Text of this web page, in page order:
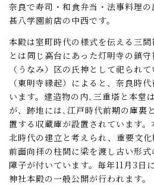
奈良で寿司・和食弁当・法事料理の
甚八学園前店の中西です。
本殿は室町時代の様式を伝える三
とは同じ高台にあった灯明寺の鎮
（うなみ）区の氏神として祀られ
（東明寺縁起）によると、奈良時
います。建造物の内､三重塔と本堂
が、跡地には､江戸時代前期の庫裏
置する収蔵庫が設置されています
北時代の建立と考えられ、重要文
前面向拝の柱間に梁を渡し古い形
障子が付いています。毎年11月3日
神社本殿の一般公開が行われます。